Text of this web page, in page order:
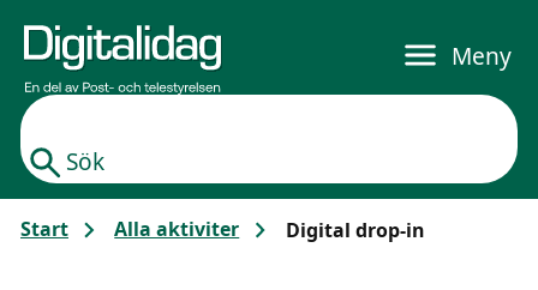
Sök
Meny
Start Alla aktiviter Digital drop-in